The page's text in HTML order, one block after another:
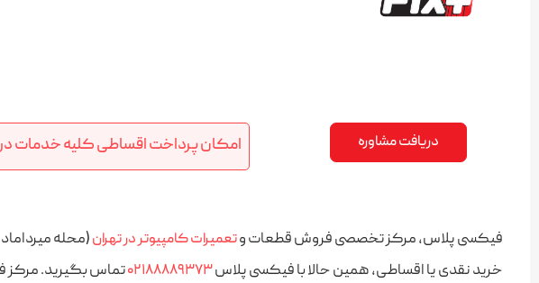
دریافت مشاوره امکان پرداخت اقساطی کلیه خدمات
فیکسی پلاس، مرکز تخصصی فروش قطعات وتعمیرات کامپیوتر در تهران(محله
خرید نقدی یا اقساطی، همین حالا با فیکسی پلاس۰۲۱۸۸۸۸۹۳۷۳تماس بگیرید. مرکز